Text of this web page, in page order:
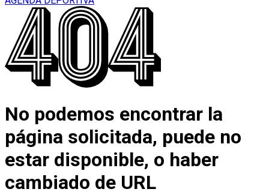
No podemos encontrar la
página solicitada, puede no
estar disponible, o haber
cambiado de URL